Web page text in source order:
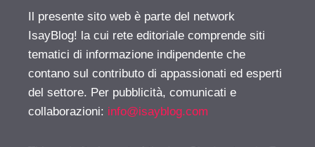
Il presente sito web è parte del network
IsayBlog! la cui rete editoriale comprende siti
tematici di informazione indipendente che
contano sul contributo di appassionati ed esperti
del settore. Per pubblicità, comunicati e
collaborazioni: info@isayblog.com